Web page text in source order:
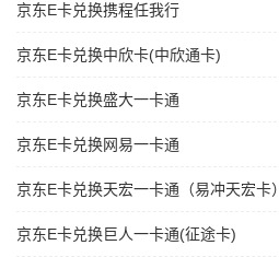
京东E卡兑换携程任我行
京东E卡兑换中欣卡(中欣通卡)
京东E卡兑换盛大一卡通
京东E卡兑换网易一卡通
京东E卡兑换天宏一卡通（易冲天宏卡）
京东E卡兑换巨人一卡通(征途卡)